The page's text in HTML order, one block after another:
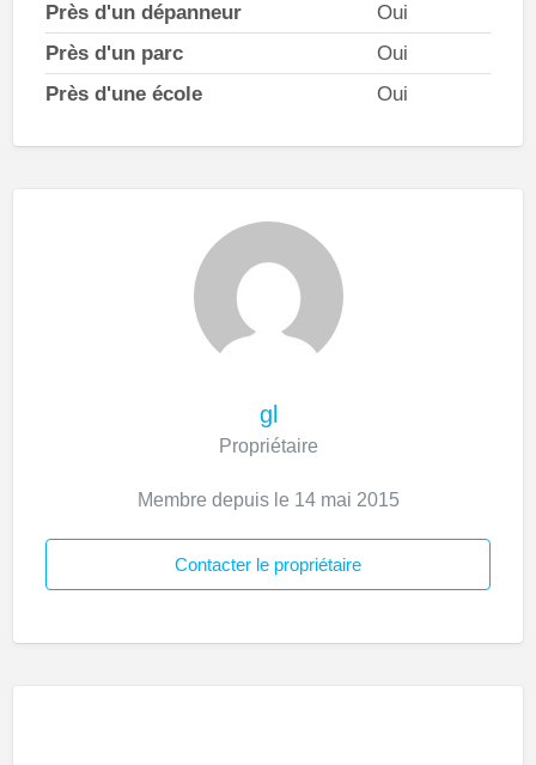
Près d'un dépanneur
Oui
Près d'un parc
Oui
Près d'une école
Oui
gl
Propriétaire
Membre depuis le 14 mai 2015
Contacter le propriétaire